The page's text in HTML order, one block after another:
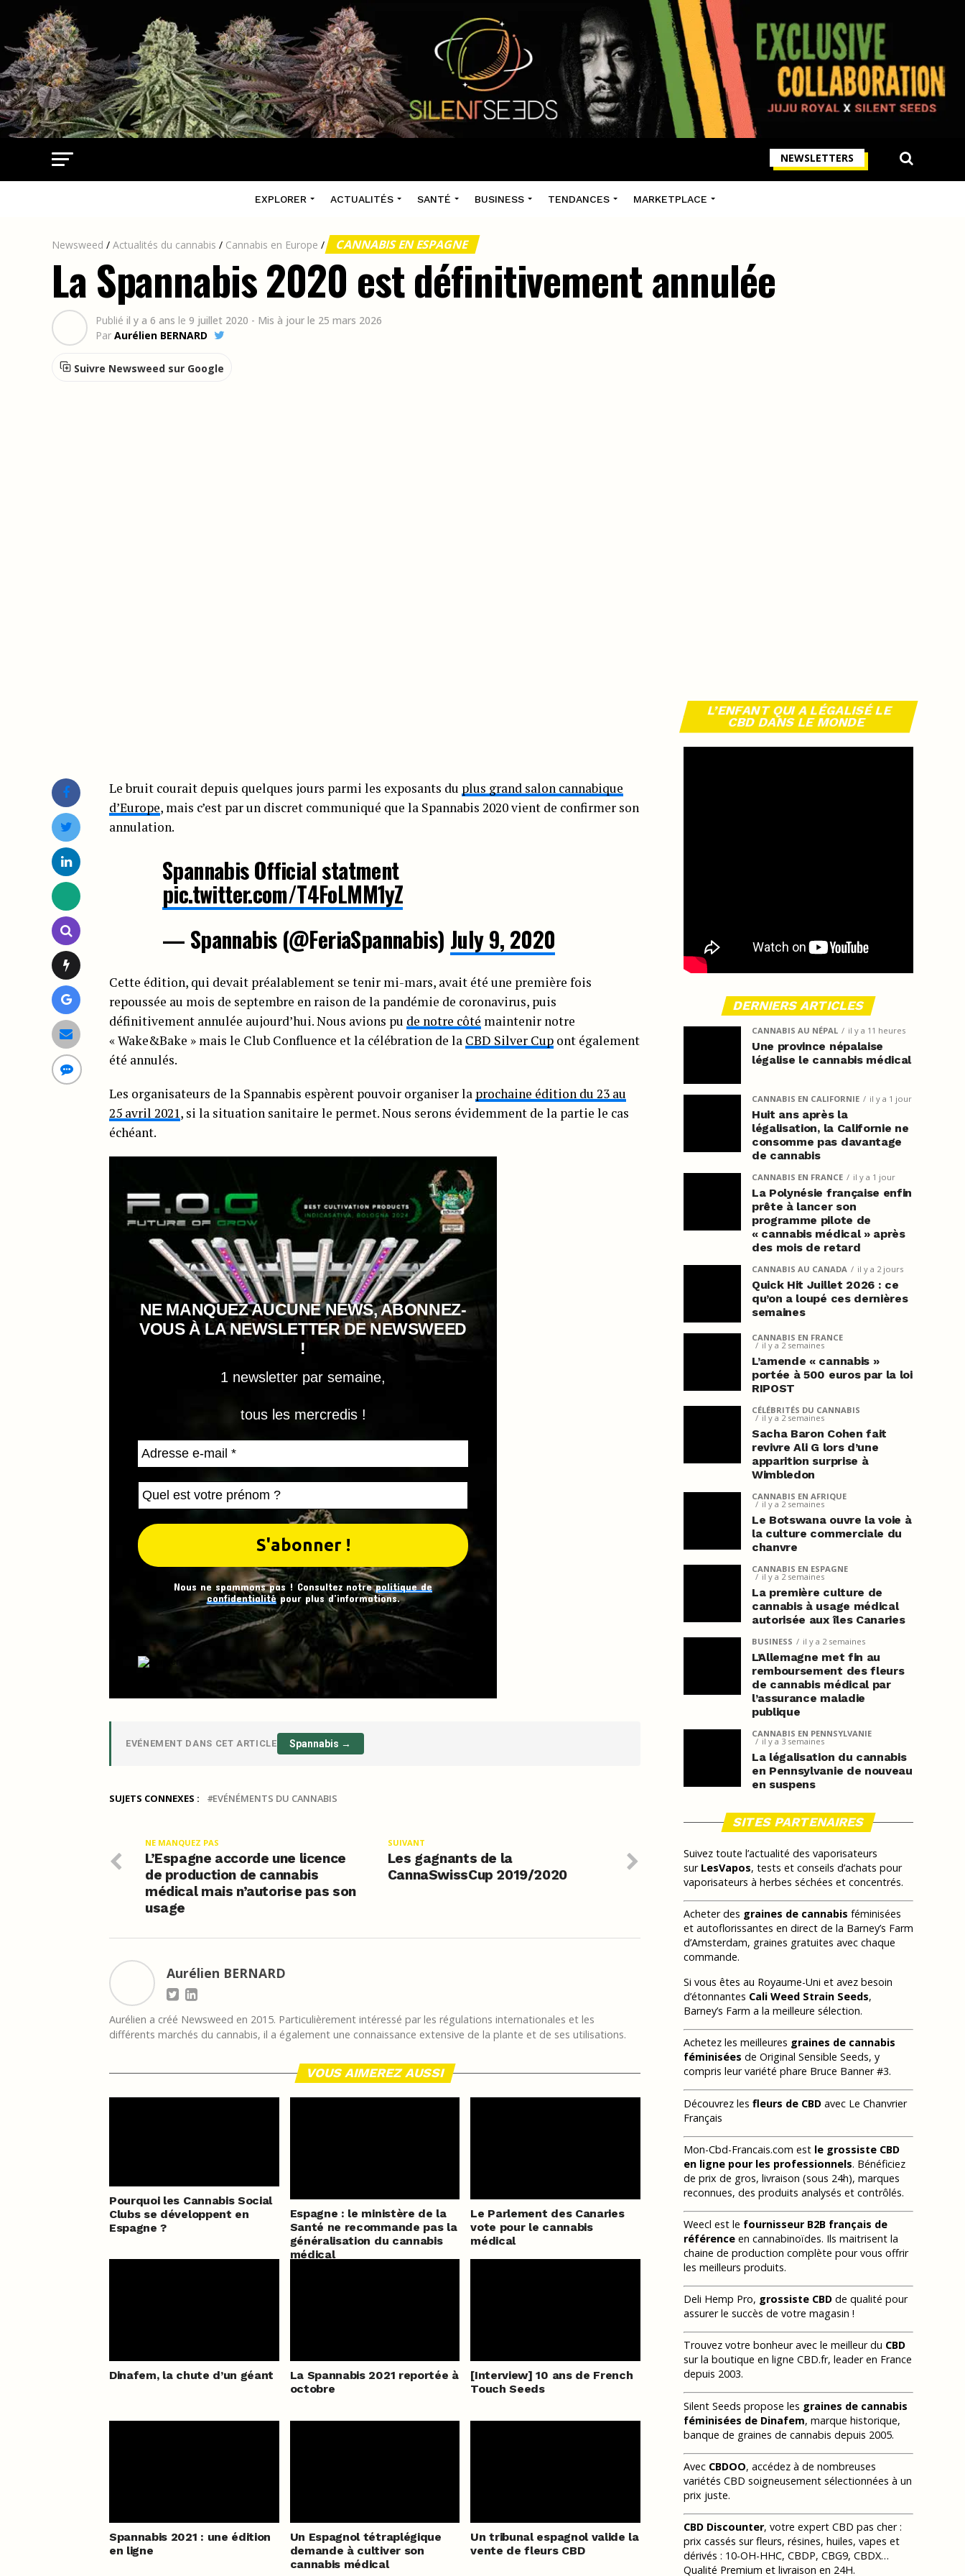
NEWSLETTERS
EXPLORER ACTUALITÉS SANTÉ BUSINESS TENDANCES MARKETPLACE
Newsweed / Actualités du cannabis / Cannabis en Europe / CANNABIS EN ESPAGNE
La Spannabis 2020 est définitivement annulée
Publié il y a 6 ans le 9 juillet 2020 - Mis à jour le 25 mars 2026
Par Aurélien BERNARD
Suivre Newsweed sur Google
Le bruit courait depuis quelques jours parmi les exposants du plus grand salon cannabique
d’Europe, mais c’est par un discret communiqué que la Spannabis 2020 vient de confirmer son
annulation.
Spannabis Official statment
pic.twitter.com/T4FoLMM1yZ
— Spannabis (@FeriaSpannabis) July 9, 2020
Cette édition, qui devait préalablement se tenir mi-mars, avait été une première fois
repoussée au mois de septembre en raison de la pandémie de coronavirus, puis
définitivement annulée aujourd’hui. Nous avions pu de notre côté maintenir notre
« Wake&Bake » mais le Club Confluence et la célébration de la CBD Silver Cup ont également
été annulés.
Les organisateurs de la Spannabis espèrent pouvoir organiser la prochaine édition du 23 au
25 avril 2021, si la situation sanitaire le permet. Nous serons évidemment de la partie le cas
échéant.
NE MANQUEZ AUCUNE NEWS, ABONNEZ-
VOUS À LA NEWSLETTER DE NEWSWEED
!
1 newsletter par semaine,
tous les mercredis !
Nous ne spammons pas ! Consultez notrepolitique de
confidentialitépour plus d’informations.
EVÉNEMENT DANS CET ARTICLE Spannabis →
SUJETS CONNEXES : EVÉNÉMENTS DU CANNABIS
SUIVANT
Les gagnants de la
CannaSwissCup 2019/2020
NE MANQUEZ PAS
L’Espagne accorde une licence
de production de cannabis
médical mais n’autorise pas son
usage
Aurélien BERNARD
Aurélien a créé Newsweed en 2015. Particulièrement intéressé par les régulations internationales et les
différents marchés du cannabis, il a également une connaissance extensive de la plante et de ses utilisations.
VOUS AIMEREZ AUSSI
Pourquoi les Cannabis Social
Clubs se développent en
Espagne ?
Espagne : le ministère de la
Santé ne recommande pas la
généralisation du cannabis
médical
Le Parlement des Canaries
vote pour le cannabis
médical
Dinafem, la chute d’un géant
La Spannabis 2021 reportée à
octobre
[Interview] 10 ans de French
Touch Seeds
Spannabis 2021 : une édition
en ligne
Un Espagnol tétraplégique
demande à cultiver son
cannabis médical
Un tribunal espagnol valide la
vente de fleurs CBD
L’ENFANT QUI A LÉGALISÉ LE
CBD DANS LE MONDE
DERNIERS ARTICLES
CANNABIS AU NÉPAL il y a 11 heures
Une province népalaise
légalise le cannabis médical
CANNABIS EN CALIFORNIE il y a 1 jour
Huit ans après la
légalisation, la Californie ne
consomme pas davantage
de cannabis
CANNABIS EN FRANCE il y a 1 jour
La Polynésie française enfin
prête à lancer son
programme pilote de
« cannabis médical » après
des mois de retard
CANNABIS AU CANADA il y a 2 jours
Quick Hit Juillet 2026 : ce
qu’on a loupé ces dernières
semaines
CANNABIS EN FRANCE
il y a 2 semaines
L’amende « cannabis »
portée à 500 euros par la loi
RIPOST
CÉLÉBRITÉS DU CANNABIS
il y a 2 semaines
Sacha Baron Cohen fait
revivre Ali G lors d’une
apparition surprise à
Wimbledon
CANNABIS EN AFRIQUE
il y a 2 semaines
Le Botswana ouvre la voie à
la culture commerciale du
chanvre
CANNABIS EN ESPAGNE
il y a 2 semaines
La première culture de
cannabis à usage médical
autorisée aux îles Canaries
BUSINESS il y a 2 semaines
L’Allemagne met fin au
remboursement des fleurs
de cannabis médical par
l’assurance maladie
publique
CANNABIS EN PENNSYLVANIE
il y a 3 semaines
La légalisation du cannabis
en Pennsylvanie de nouveau
en suspens
SITES PARTENAIRES
Suivez toute l’actualité des vaporisateurs
sur LesVapos, tests et conseils d’achats pour
vaporisateurs à herbes séchées et concentrés.
Acheter des graines de cannabis féminisées
et autoflorissantes en direct de la Barney’s Farm
d’Amsterdam, graines gratuites avec chaque
commande.
Si vous êtes au Royaume-Uni et avez besoin
d’étonnantes Cali Weed Strain Seeds,
Barney’s Farm a la meilleure sélection.
Achetez les meilleures graines de cannabis
féminisées de Original Sensible Seeds, y
compris leur variété phare Bruce Banner #3.
Découvrez les fleurs de CBD avec Le Chanvrier
Français
Mon-Cbd-Francais.com est le grossiste CBD
en ligne pour les professionnels. Bénéficiez
de prix de gros, livraison (sous 24h), marques
reconnues, des produits analysés et contrôlés.
Weecl est le fournisseur B2B français de
référence en cannabinoïdes. Ils maitrisent la
chaine de production complète pour vous offrir
les meilleurs produits.
Deli Hemp Pro, grossiste CBD de qualité pour
assurer le succès de votre magasin !
Trouvez votre bonheur avec le meilleur du CBD
sur la boutique en ligne CBD.fr, leader en France
depuis 2003.
Silent Seeds propose les graines de cannabis
féminisées de Dinafem, marque historique,
banque de graines de cannabis depuis 2005.
Avec CBDOO, accédez à de nombreuses
variétés CBD soigneusement sélectionnées à un
prix juste.
CBD Discounter, votre expert CBD pas cher :
prix cassés sur fleurs, résines, huiles, vapes et
dérivés : 10-OH-HHC, CBDP, CBG9, CBDX…
Qualité Premium et livraison en 24H.